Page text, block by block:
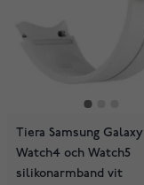
Tiera Samsung Galaxy
Watch4 och Watch5
silikonarmband vit